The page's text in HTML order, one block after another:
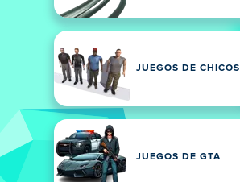
JUEGOS DE CHICOS
JUEGOS DE GTA